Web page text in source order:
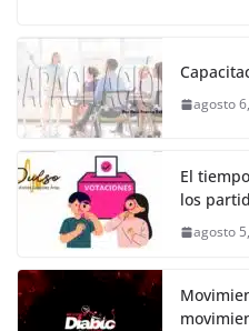
k
c
e
b
o
o
k
itt
er s
A
p
agosto
El
los
agosto